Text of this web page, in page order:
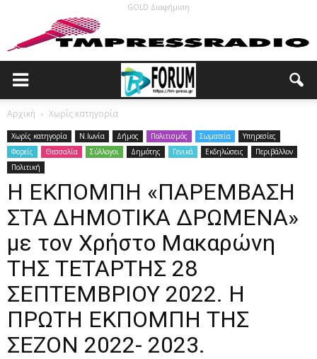
GOLD Διαφήμιση
Αρχική Χωρίς κατηγορία
Χωρίς κατηγορία N.Ιωνία Δήμος Πολιτισμός Σωματεία
Υπηρεσίες
Φορείς
Θεσσαλία Σύλλογοι Δημότης Γενικά Εκδηλώσεις
Περιβάλλον
Πολιτική
Η ΕΚΠΟΜΠΗ «ΠΑΡΕΜΒΑΣΗ
ΣΤΑ ΔΗΜΟΤΙΚΑ ΔΡΩΜΕΝΑ»
με τον Χρήστο Μακαρώνη
ΤΗΣ ΤΕΤΑΡΤΗΣ 28
ΣΕΠΤΕΜΒΡΙΟΥ 2022. Η
ΠΡΩΤΗ ΕΚΠΟΜΠΗ ΤΗΣ
ΣΕΖΟΝ 2022- 2023.